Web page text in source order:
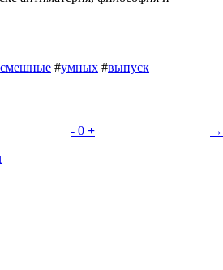
смешные #умных #выпуск
- 0 +
→